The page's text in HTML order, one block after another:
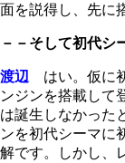
面を説得し、先に
－－そして初代シ
渡辺 はい。仮に
ンジンを搭載して
は誕生しなかった
ンを初代シーマに
解です。しかし、